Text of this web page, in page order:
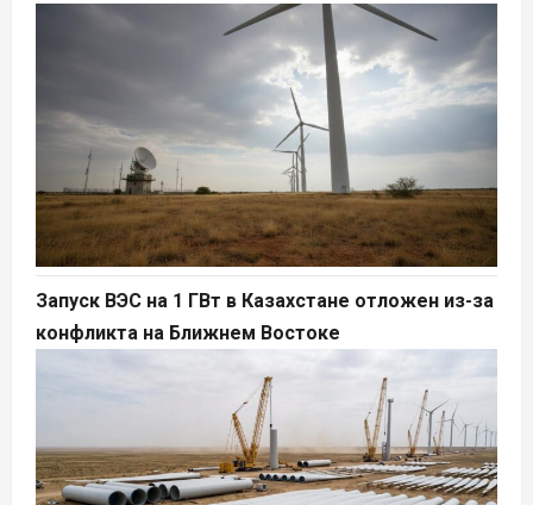
Запуск ВЭС на 1 ГВт в Казахстане отложен из-за
конфликта на Ближнем Востоке